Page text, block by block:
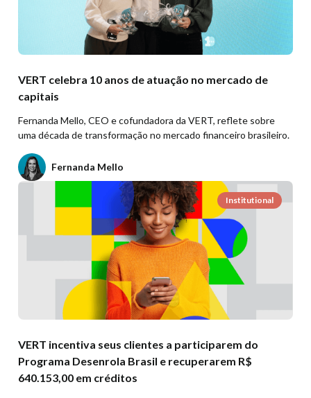
VERT celebra 10 anos de atuação no mercado de
capitais
Fernanda Mello, CEO e cofundadora da VERT, reflete sobre
uma década de transformação no mercado financeiro brasileiro.
Fernanda Mello
Institutional
VERT incentiva seus clientes a participarem do
Programa Desenrola Brasil e recuperarem R$
640.153,00 em créditos